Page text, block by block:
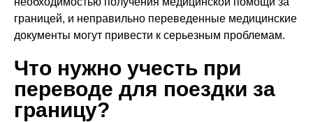
границей, и неправильно переведенные медицинские
документы могут привести к серьезным проблемам.
Что нужно учесть при
переводе для поездки за
границу?